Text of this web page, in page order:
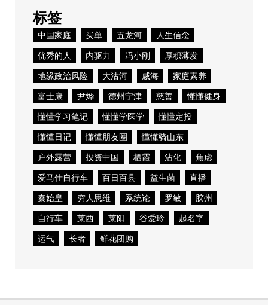
标签
中国家庭 买单 五龙河
人生信念
优秀的人
内驱力 冯小刚
厚积薄发
地缘政治风险
大沽河 威海
家庭素养
富士康
尹烨 德州宁津 慈善
懂懂健身
懂懂学习笔记
懂懂学医学
懂懂定投
懂懂日记
懂懂朋友圈
懂懂骑山东
户外露营
投资中国 栖霞 沾化
焦虑
爱马仕自行车
百日百县 益生菌
直播
秦始皇
穷人思维 系统论 罗敏
胶州
自行车
莱西 莱阳 谷爱玲
起名字
运气
长者 鲜花团购